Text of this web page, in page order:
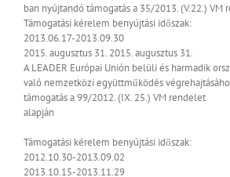
ban nyújtandó támogatás a 35/2013. (V.22.) VM
Támogatási kérelem benyújtási időszak:
2013.06.17-2013.09.30
2015. augusztus 31. 2015. augusztus 31.
A LEADER Európai Unión belüli és harmadik
való nemzetközi együttműködés
támogatás a 99/2012. (IX. 25.) VM rendelet
alapján
Támogatási kérelem benyújtási időszak:
2012.10.30-2013.09.02
2013.10.15-2013.11.29